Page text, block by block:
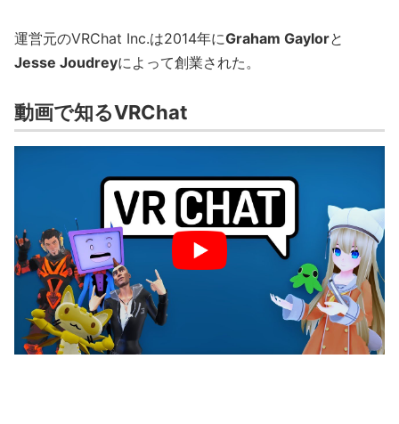
運営元のVRChat Inc.は2014年にGraham Gaylorと
Jesse Joudreyによって創業された。
動画で知るVRChat